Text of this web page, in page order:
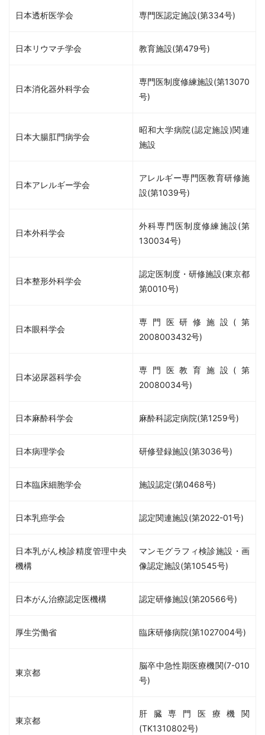
日本透析医学会 専門医認定施設(第334号)
日本リウマチ学会 教育施設(第479号)
日本消化器外科学会
専門医制度修練施設(第13070
号)
日本大腸肛門病学会
昭和大学病院(認定施設)関連
施設
日本アレルギー学会
アレルギー専門医教育研修施
設(第1039号)
日本外科学会
外科専門医制度修練施設(第
130034号)
日本整形外科学会
認定医制度・研修施設(東京都
第0010号)
日本眼科学会
専門医研修施設(第
2008003432号)
日本泌尿器科学会
専門医教育施設(第
20080034号)
日本麻酔科学会 麻酔科認定病院(第1259号)
日本病理学会 研修登録施設(第3036号)
日本臨床細胞学会 施設認定(第0468号)
日本乳癌学会 認定関連施設(第2022-01号)
日本乳がん検診精度管理中央
機構
マンモグラフィ検診施設・画
像認定施設(第10545号)
日本がん治療認定医機構 認定研修施設(第20566号)
厚生労働省 臨床研修病院(第1027004号)
東京都
脳卒中急性期医療機関(7-010
号)
東京都
肝臓専門医療機関
(TK1310802号)